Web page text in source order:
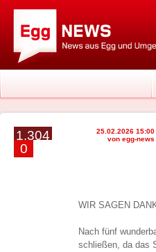
1.304
0
25.02.2026 15:00
von egg-news
WIR SAGEN
Nach fünf
schließen, da das